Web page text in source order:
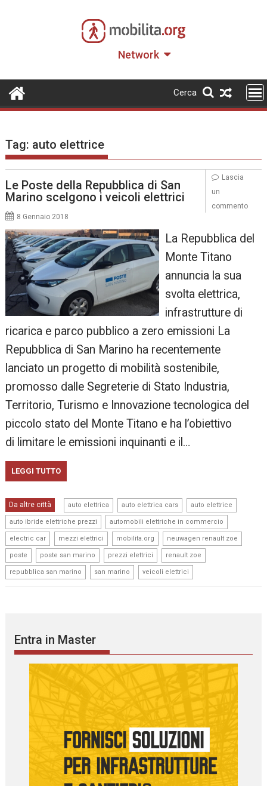
Network
Cerca
Tag: auto elettrice
Le Poste della Repubblica di San
Marino scelgono i veicoli elettrici
8 Gennaio 2018
La Repubblica del
Monte Titano
annuncia la sua
svolta elettrica,
infrastrutture di
ricarica e parco pubblico a zero emissioni La
Repubblica di San Marino ha recentemente
lanciato un progetto di mobilità sostenibile,
promosso dalle Segreterie di Stato Industria,
Territorio, Turismo e Innovazione tecnologica del
piccolo stato del Monte Titano e ha l’obiettivo
di limitare le emissioni inquinanti e il…
LEGGI TUTTO
Da altre città auto elettrica auto elettrica cars auto elettrice
auto ibride elettriche prezzi automobili elettriche in commercio
electric car mezzi elettrici mobilita.org neuwagen renault zoe
poste poste san marino prezzi elettrici renault zoe
repubblica san marino san marino veicoli elettrici
Lascia
un
commento
Entra in Master